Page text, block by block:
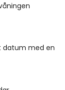
datum med en